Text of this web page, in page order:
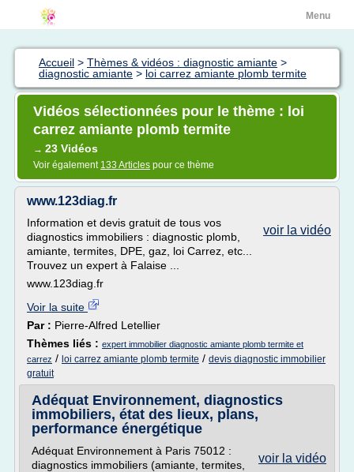
Menu
Accueil > Thèmes & vidéos : diagnostic amiante >
diagnostic amiante > loi carrez amiante plomb termite
Vidéos sélectionnées pour le thème : loi
carrez amiante plomb termite
→ 23 Vidéos
Voir également 133 Articles pour ce thème
www.123diag.fr
voir la vidéo
Information et devis gratuit de tous vos
diagnostics immobiliers : diagnostic plomb,
amiante, termites, DPE, gaz, loi Carrez, etc...
Trouvez un expert à Falaise ...
www.123diag.fr
Voir la suite
Par : Pierre-Alfred Letellier
Thèmes liés : expert immobilier diagnostic amiante plomb termite et
carrez / loi carrez amiante plomb termite / devis diagnostic immobilier
gratuit
Adéquat Environnement, diagnostics
immobiliers, état des lieux, plans,
performance énergétique
voir la vidéo
Adéquat Environnement à Paris 75012 :
diagnostics immobiliers (amiante, termites,